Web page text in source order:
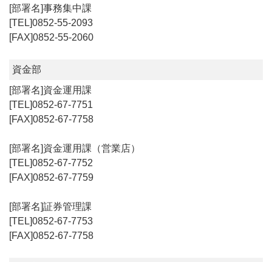
事務集中課
0852-55-2093
0852-55-2060
資金部
資金運用課
0852-67-7751
0852-67-7758
資金運用課（営業店）
0852-67-7752
0852-67-7759
証券管理課
0852-67-7753
0852-67-7758